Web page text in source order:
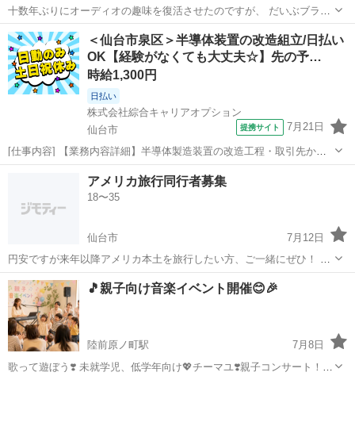
十数年ぶりにオーディオの趣味を復活させたのですが、 だいぶブラン
クがあり、共通の理解者もいないことから 皆さんがどんな機器で音楽
を楽しんでいるのかいろいろ聴き比べなどして 交流が持てたらなと思
っています。 もちろ...
宮城 仙台市 八木山動物公園駅 その他 コロナ
＜仙台市泉区＞半導体装置の改造組立/日払い
OK【経験がなくても大丈夫☆】先の予…
時給1,300円
日払い
株式会社綜合キャリアオプション
仙台市
提携サイト 7月21日
[仕事内容] 【業務内容詳細】半導体製造装置の改造工程・取引先から
戻ってきた装置を工具を使用しばらしていく。 ・新しい部品の組付
け・テストラン、 動作チェック・改造部品準備【取扱製品情報】半導
体製造装置 。＋お仕事探しはコ...
工場
アメリカ旅行同行者募集
18〜35
仙台市
7月12日
円安ですが来年以降アメリカ本土を旅行したい方、ご一緒にぜひ！ 18
歳～30代の同世代の方を1名募集 現地で単独行動したい、～に行って
みたい、などのご意見ぜひお寄せください。 コミュニケーションが円
滑にとれる方に...
宮城 仙台市 その他
🎵親子向け音楽イベント開催😊🎉
陸前原ノ町駅
7月8日
歌って遊ぼう❣️ 未就学児、低学年向け💖チーマユ❣️親子コンサート！